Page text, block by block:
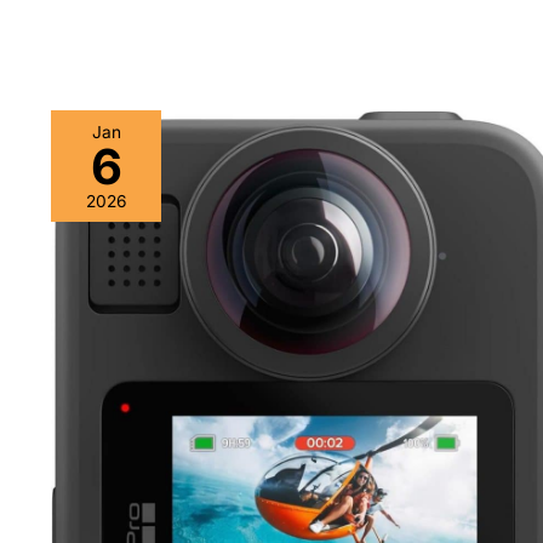
Jan
6
2026
Test
GoPro
MAX2
:
caméra
360°
étanche